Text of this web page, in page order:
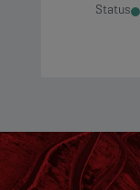
Status